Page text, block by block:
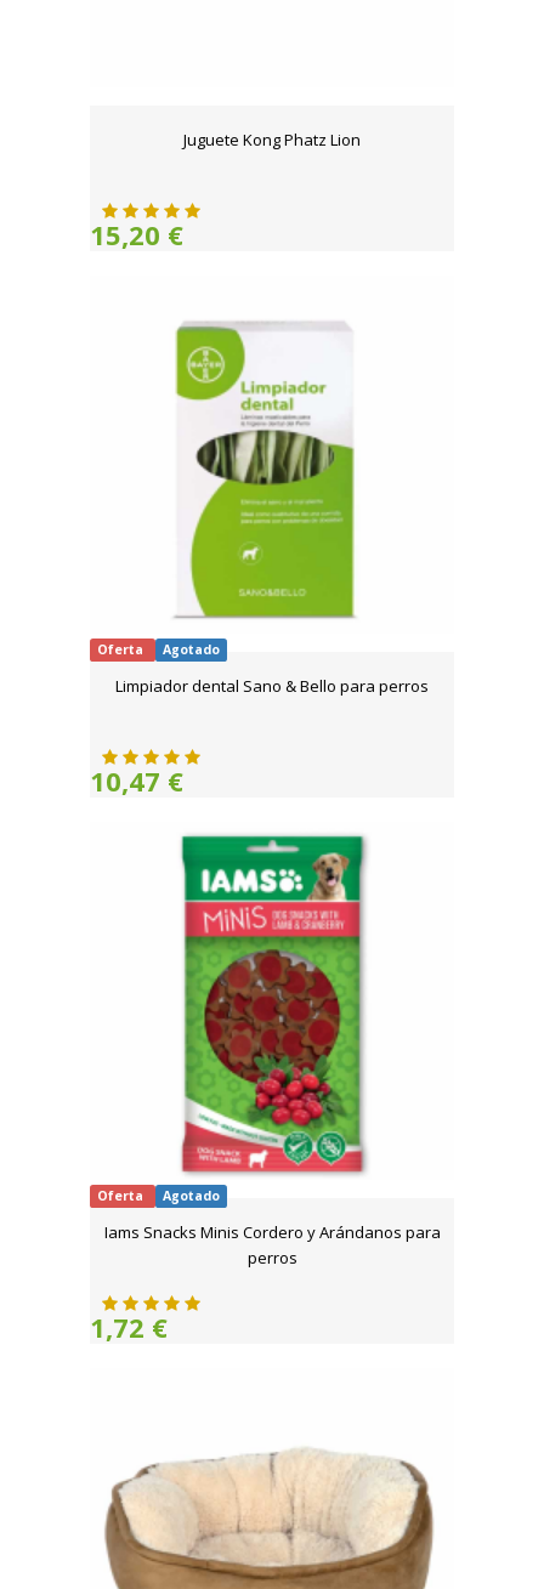
Juguete Kong Phatz Lion
15,20 €
Oferta Agotado
Limpiador dental Sano & Bello para perros
10,47 €
Oferta Agotado
Iams Snacks Minis Cordero y Arándanos para
perros
1,72 €